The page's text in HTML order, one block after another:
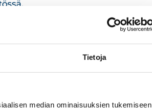
Tietoja
median ominaisuuksien tukemiseen
oli lopulta yläkanttiin mitoitettu.
karsia ja järkevöittää
palautettiin ehkä jo neljäs pitkä
ehkä jotain muuta, en voinut